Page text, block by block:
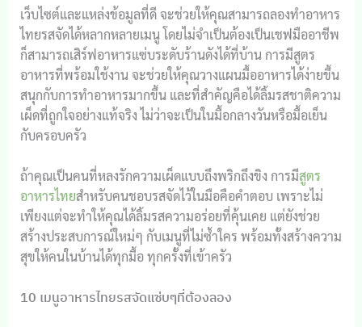
เว็บไซต์และแหล่งข้อมูลที่ดี จะช่วยให้คุณสามารถลองทำอาหาร
ไทยรสจัดได้หลากหลายเมนู โดยไม่จำเป็นต้องเป็นเชฟมืออาชีพ
ก็สามารถเสิร์ฟอาหารแซ่บระดับร้านดังได้ที่บ้าน การมีสูตร
อาหารที่พร้อมใช้งาน จะช่วยให้คุณวางแผนมื้ออาหารได้ง่ายขึ้น
สนุกกับการทำอาหารมากขึ้น และที่สำคัญคือได้ลิ้มรสชาติความ
เผ็ดที่ถูกใจอย่างแท้จริง ไม่ว่าจะเป็นในมื้อกลางวันหรือมื้อเย็น
กับครอบครัว
ถ้าคุณเป็นคนที่หลงรักความเผ็ดแบบถึงพริกถึงขิง การมีสูตร
อาหารไทยสำหรับคนชอบรสจัดไว้ในมือคือคำตอบ เพราะไม่
เพียงแต่จะทำให้คุณได้ลิ้มรสความอร่อยที่คุ้นเคย แต่ยังช่วย
สร้างประสบการณ์ใหม่ๆ กับเมนูที่ไม่ซ้ำใคร พร้อมทั้งสร้างความ
สุขให้คนในบ้านได้ทุกมื้อ ทุกครั้งที่เข้าครัว
10 เมนูอาหารไทยรสจัดแซ่บๆที่ต้องลอง